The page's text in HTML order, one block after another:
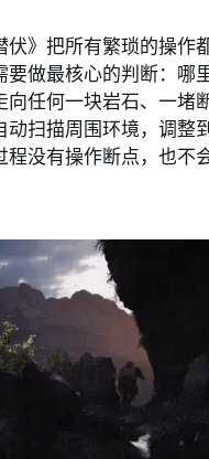
伏》把所有繁琐的操作
要做最核心的判断：哪
向任何一块岩石、一堵
动扫描周围环境，调整
程没有操作断点，也不